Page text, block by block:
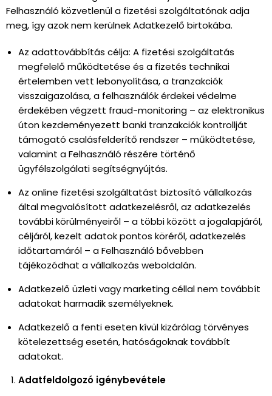
Felhasználó közvetlenül a fizetési szolgáltatónak adja
meg, így azok nem kerülnek Adatkezelő birtokába.
Az adattovábbítás célja: A fizetési szolgáltatás
megfelelő működtetése és a fizetés technikai
értelemben vett lebonyolítása, a tranzakciók
visszaigazolása, a felhasználók érdekei védelme
érdekében végzett fraud-monitoring – az elektronikus
úton kezdeményezett banki tranzakciók kontrollját
támogató csalásfelderítő rendszer – működtetése,
valamint a Felhasználó részére történő
ügyfélszolgálati segítségnyújtás.
Az online fizetési szolgáltatást biztosító vállalkozás
által megvalósított adatkezelésről, az adatkezelés
további körülményeiről – a többi között a jogalapjáról,
céljáról, kezelt adatok pontos köréről, adatkezelés
időtartamáról – a Felhasználó bővebben
tájékozódhat a vállalkozás weboldalán.
Adatkezelő üzleti vagy marketing céllal nem továbbít
adatokat harmadik személyeknek.
Adatkezelő a fenti eseten kívül kizárólag törvényes
kötelezettség esetén, hatóságoknak továbbít
adatokat.
Adatfeldolgozó igénybevétele